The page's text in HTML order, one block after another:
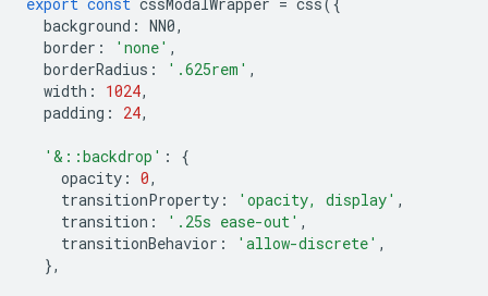
background : NN0,
border : 'none' ,
borderRadius : '.625rem' ,
width : 1024,
padding : 24,
'&::backdrop' :
{
opacity : 0,
transitionProperty : 'opacity, display' ,
transition : '.25s ease-out' ,
transitionBehavior : 'allow-discrete' ,
},